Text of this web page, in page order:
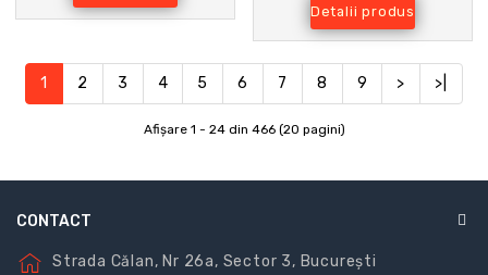
Detalii produs
1 2 3 4 5 6 7 8 9 > >|
Afişare 1 - 24 din 466 (20 pagini)
CONTACT
Strada Călan, Nr 26a, Sector 3, București